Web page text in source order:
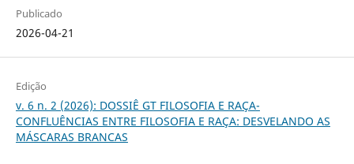
Publicado
2026-04-21
Edição
v. 6 n. 2 (2026): DOSSIÊ GT FILOSOFIA E RAÇA-
CONFLUÊNCIAS ENTRE FILOSOFIA E RAÇA: DESVELANDO AS
MÁSCARAS BRANCAS